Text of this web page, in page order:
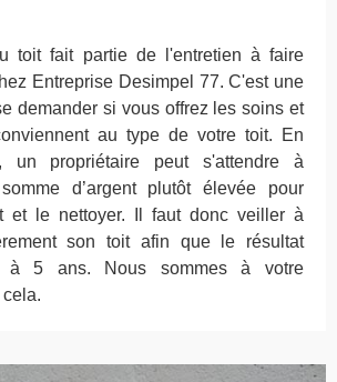
toit fait partie de l'entretien à faire
Entreprise Desimpel 77. C'est une
demander si vous offrez les soins et
au type de votre toit. En
un propriétaire peut s'attendre à
d’argent plutôt élevée pour
et le nettoyer. Il faut donc veiller à
son toit afin que le résultat
à 5 ans. Nous sommes à votre